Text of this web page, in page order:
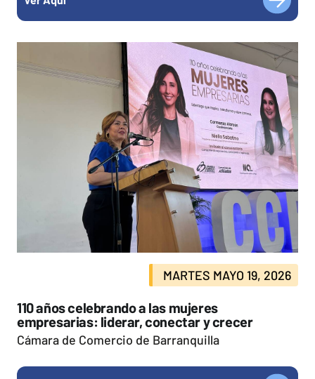
MARTES MAYO 19, 2026
110 años celebrando a las mujeres
empresarias: liderar, conectar y crecer
Cámara de Comercio de Barranquilla